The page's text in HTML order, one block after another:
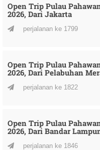
Open Trip Pulau
2026, Dari Jakarta
perjalanan ke 1799
Open Trip Pulau
2026, Dari Pelabuhan
perjalanan ke 1822
Open Trip Pulau
2026, Dari Bandar
perjalanan ke 1846